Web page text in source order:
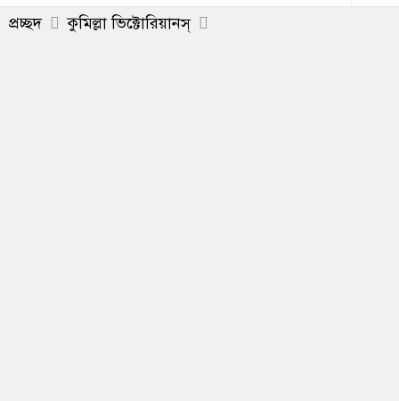
প্রচ্ছদ কুমিল্লা ভিক্টোরিয়ানস্